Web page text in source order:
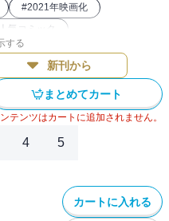
#2021年映画化
気コミック
#2017年アニメ化
#
2018年アニメ化
2022年アニメ化
する
新刊から
まとめてカート
テンツはカートに追加されません。
4 5
カートに入れる